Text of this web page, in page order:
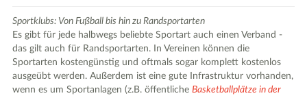
Sportklubs: Von Fußball bis hin zu Randsportarten
Es gibt für jede halbwegs beliebte Sportart auch einen Verband -
das gilt auch für Randsportarten. In Vereinen können die
Sportarten kostengünstig und oftmals sogar komplett kostenlos
ausgeübt werden. Außerdem ist eine gute Infrastruktur vorhanden,
wenn es um Sportanlagen (z.B. öffentlicheBasketballplätze in der